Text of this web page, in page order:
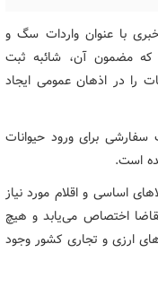
با عنوان واردات سگ و
که مضمون آن، شائبه ثبت
را در اذهان عمومی ایجاد
برای ورود حیوانات
است.
اساسی و اقلام مورد نیاز
اختصاص می‌یابد و هیچ
ارزی و تجاری کشور وجود